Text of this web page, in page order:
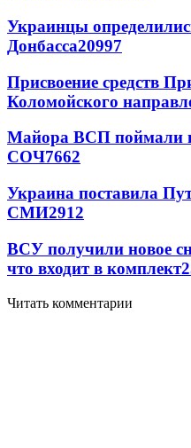
Украинцы
Донбасса20997
Присвоение средств
Коломойского
Майора ВСП поймали
СОЧ7662
Украина поставила
СМИ2912
ВСУ получили новое
что входит в комплект
Читать комментарии